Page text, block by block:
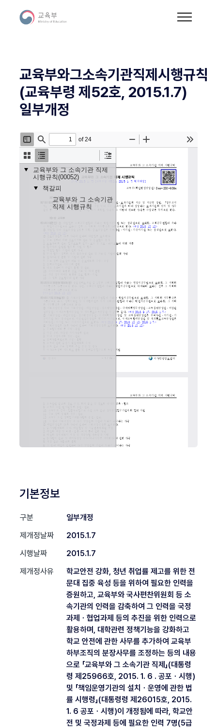
교육부와그소속기관직제시행규칙
(교육부령 제52호, 2015.1.7)
일부개정
기본정보
구분
일부개정
제개정날짜
2015.1.7
시행날짜
2015.1.7
제개정사유
학교안전 강화, 청년 취업률 제고를 위한 전
문대 집중 육성 등을 위하여 필요한 인력을
증원하고, 교육부와 국사편찬위원회 등 소
속기관의 인력을 감축하여 그 인력을 국정
과제ㆍ협업과제 등의 추진을 위한 인력으로
활용하며, 대학관련 정책기능을 강화하고
학교 안전에 관한 사무를 추가하여 교육부
하부조직의 분장사무를 조정하는 등의 내용
으로 「교육부와 그 소속기관 직제」(대통령
령 제25966호, 2015. 1. 6 . 공포ㆍ시행)
및 「책임운영기관의 설치ㆍ운영에 관한 법
률 시행령」(대통령령 제26015호, 2015.
1. 6 공포ㆍ시행)이 개정됨에 따라, 학교안
전 및 국정과제 등에 필요한 인력 7명(5급